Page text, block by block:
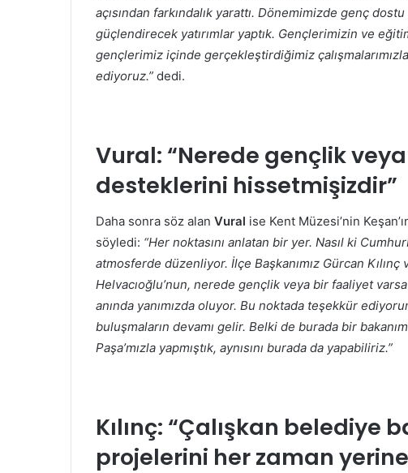
açısından farkındalık yarattı. Dönemimizde genç
güçlendirecek yatırımlar yaptık. Gençlerimizin ve
gençlerimiz içinde gerçekleştirdiğimiz
ediyoruz.” dedi.
Vural: “Nerede gençlik
desteklerini hissetmişizdir”
Daha sonra söz alan Vural ise Kent Müzesi’nin
söyledi: “Her noktasını anlatan bir yer. Nasıl ki
atmosferde düzenliyor. İlçe Başkanımız Gürcan Kılınç
Helvacıoğlu’nun, nerede gençlik veya bir faaliyet
anında yanımızda oluyor. Bu noktada teşekkür
buluşmaların devamı gelir. Belki de burada bir
Paşa’mızla yapmıştık, aynısını burada da yapabiliriz.”
Kılınç: “Çalışkan belediye
projelerini her zaman